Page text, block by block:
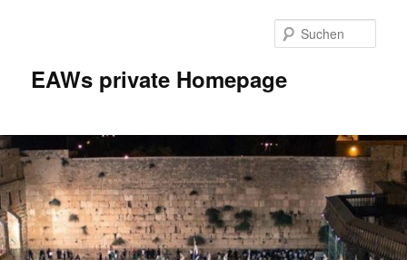
EAWs private Homepage